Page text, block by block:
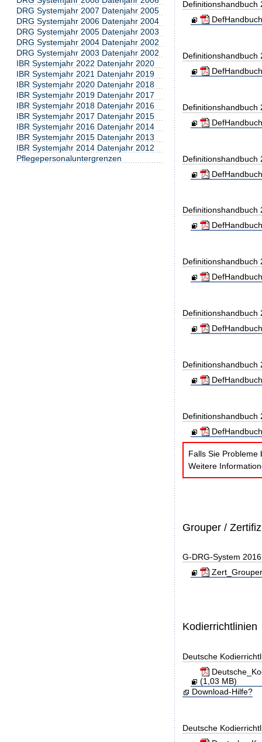
Definitionshandbuch
Definitionshandbuch
Definitionshandbuch
Definitionshandbuch
Definitionshandbuch
Definitionshandbuch
Definitionshandbuch
Definitionshandbuch
Definitionshandbuch
Falls Sie Probleme
Weitere
Grouper /
G-DRG-System
Kodierrichtlinien
Deutsche
(1,03 MB)
Download-Hilfe?
Deutsche
DRG Systemjahr 2007 Datenjahr 2005
DRG Systemjahr 2006 Datenjahr 2004
DRG Systemjahr 2005 Datenjahr 2003
DRG Systemjahr 2004 Datenjahr 2002
DRG Systemjahr 2003 Datenjahr 2002
IBR Systemjahr 2022 Datenjahr 2020
IBR Systemjahr 2021 Datenjahr 2019
IBR Systemjahr 2020 Datenjahr 2018
IBR Systemjahr 2019 Datenjahr 2017
IBR Systemjahr 2018 Datenjahr 2016
IBR Systemjahr 2017 Datenjahr 2015
IBR Systemjahr 2016 Datenjahr 2014
IBR Systemjahr 2015 Datenjahr 2013
IBR Systemjahr 2014 Datenjahr 2012
Pflegepersonaluntergrenzen